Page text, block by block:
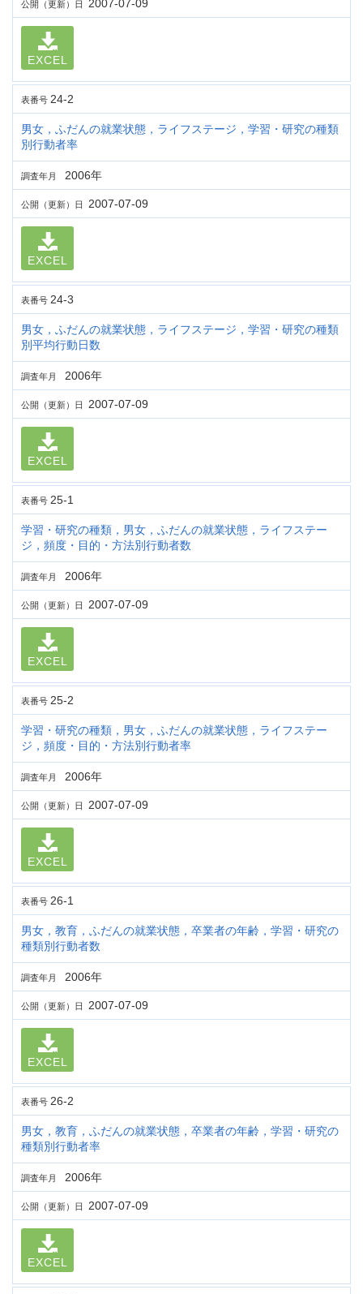
公開（更新）日 2007-07-09
EXCEL
表番号 24-2
男女，ふだんの就業状態，ライフステージ，学習・研究の種類
別行動者率
調査年月 2006年
公開（更新）日 2007-07-09
EXCEL
表番号 24-3
男女，ふだんの就業状態，ライフステージ，学習・研究の種類
別平均行動日数
調査年月 2006年
公開（更新）日 2007-07-09
EXCEL
表番号 25-1
学習・研究の種類，男女，ふだんの就業状態，ライフステー
ジ，頻度・目的・方法別行動者数
調査年月 2006年
公開（更新）日 2007-07-09
EXCEL
表番号 25-2
学習・研究の種類，男女，ふだんの就業状態，ライフステー
ジ，頻度・目的・方法別行動者率
調査年月 2006年
公開（更新）日 2007-07-09
EXCEL
表番号 26-1
男女，教育，ふだんの就業状態，卒業者の年齢，学習・研究の
種類別行動者数
調査年月 2006年
公開（更新）日 2007-07-09
EXCEL
表番号 26-2
男女，教育，ふだんの就業状態，卒業者の年齢，学習・研究の
種類別行動者率
調査年月 2006年
公開（更新）日 2007-07-09
EXCEL